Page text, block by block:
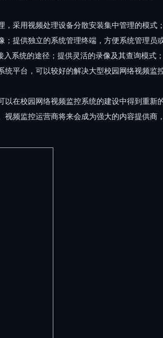
采用视频处理设备分散安装集中管理的模
提供独立的系统管理终端，方便系统管理
系统的途径；提供灵活的录像及其查询模
平台，可以较好的解决大型校园网络视频监
在校园网络视频监控系统的建设中得到重
频监控运营商将来会成为强大的内容提供商